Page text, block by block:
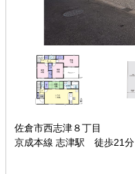
佐倉市西志津８丁目
京成本線 志津駅 徒歩21分